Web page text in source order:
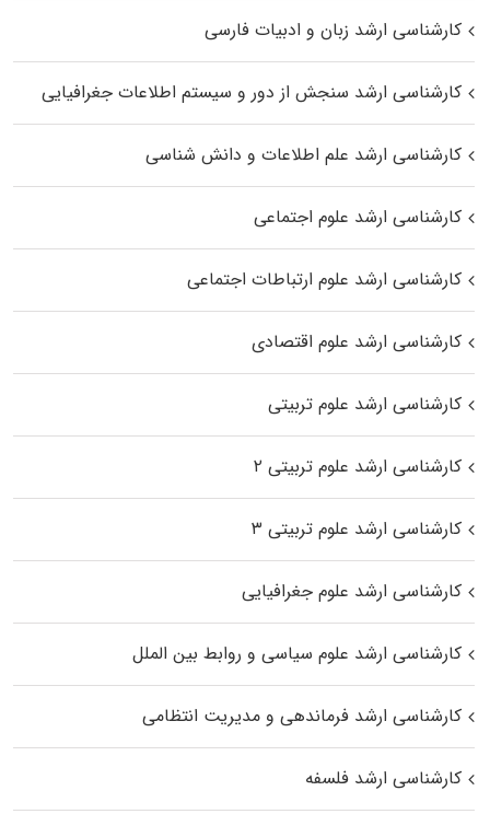
کارشناسی ارشد زبان و ادبیات فارسی
کارشناسی ارشد سنجش از دور و سیستم اطلاعات جغرافیایی
کارشناسی ارشد علم اطلاعات و دانش شناسی
کارشناسی ارشد علوم اجتماعی
کارشناسی ارشد علوم ارتباطات اجتماعی
کارشناسی ارشد علوم اقتصادی
کارشناسی ارشد علوم تربیتی
کارشناسی ارشد علوم تربیتی ۲
کارشناسی ارشد علوم تربیتی ۳
کارشناسی ارشد علوم جغرافیایی
کارشناسی ارشد علوم سیاسی و روابط بین الملل
کارشناسی ارشد فرماندهی و مدیریت انتظامی
کارشناسی ارشد فلسفه